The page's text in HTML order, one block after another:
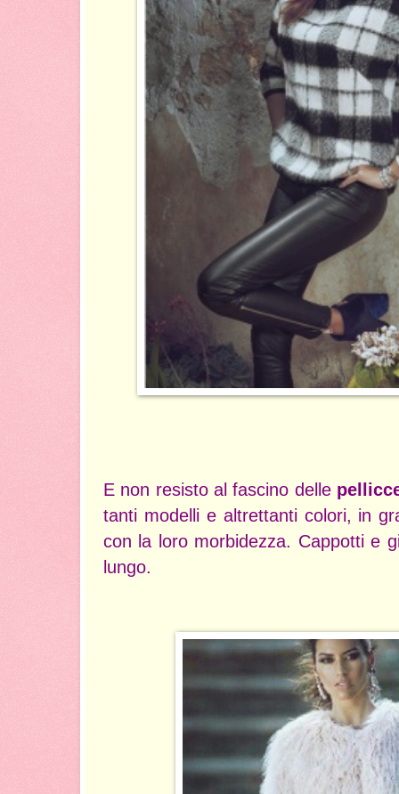
E non resisto al fascino delle
tanti modelli e altrettanti colori, in
con la loro morbidezza. Cappotti e
lungo.